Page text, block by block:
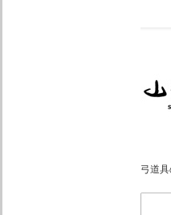
弓道